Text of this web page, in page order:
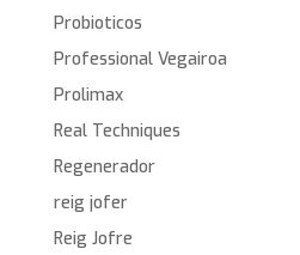
Probioticos
Professional Vegairoa
Prolimax
Real Techniques
Regenerador
reig jofer
Reig Jofre